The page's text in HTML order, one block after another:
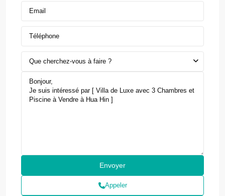
Que cherchez-vous à faire ?
Appeler